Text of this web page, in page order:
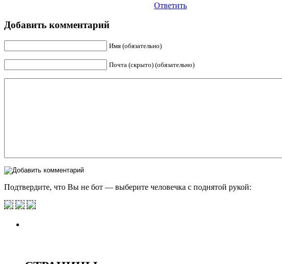
Ответить
Добавить комментарий
Имя (обязательно)
Почта (скрыто) (обязательно)
Подтвердите, что Вы не бот — выберите человечка с поднятой рукой: